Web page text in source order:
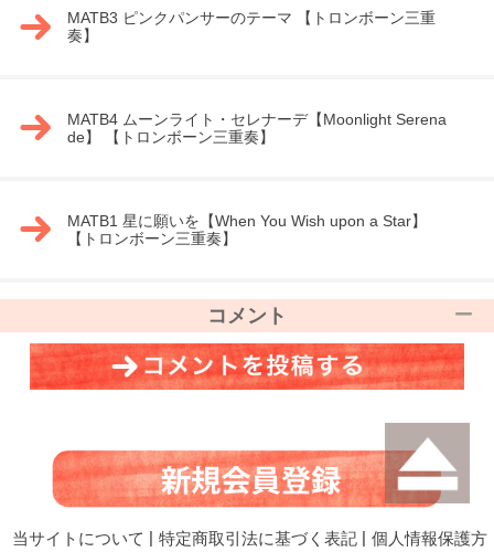
MATB3 ピンクパンサーのテーマ 【トロンボーン三重
奏】
MATB4 ムーンライト・セレナーデ【Moonlight Serena
de】 【トロンボーン三重奏】
MATB1 星に願いを【When You Wish upon a Star】
【トロンボーン三重奏】
コメント
当サイトについて | 特定商取引法に基づく表記 | 個人情報保護方